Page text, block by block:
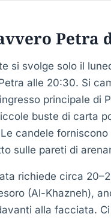
Petra
si svolge solo il
alle 20:30. Si
principale
buste di carta
candele
sulle pareti di
richiede circa
(Al-Khazneh),
alla facciata.